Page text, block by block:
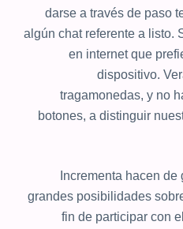
darse a través de paso
algún chat referente a listo.
en internet que
dispositivo.
tragamonedas, y no
botones, a distinguir
Incrementa hacen
grandes posibilidades
fin de participar con